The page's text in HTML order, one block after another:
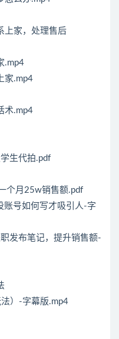
上家，处理售后
.mp4
家.mp4
术.mp4
生代拍.pdf
个月25w销售额.pdf
账号如何写才吸引人-字
发布笔记，提升销售额-
）-字幕版.mp4